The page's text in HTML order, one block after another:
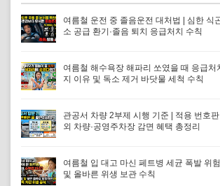
여름철 운전 중 졸음운전 대처법 | 심한 식
소 공급 환기·졸음 퇴치 응급처치 수칙
여름철 해수욕장 해파리 쏘였을 때 응급처
지 이유 및 독소 제거 바닷물 세척 수칙
관공서 차량 2부제 시행 기준 | 적용 번호
외 차량·공영주차장 감면 혜택 총정리
여름철 입 대고 마신 페트병 세균 폭발 위
및 올바른 위생 보관 수칙